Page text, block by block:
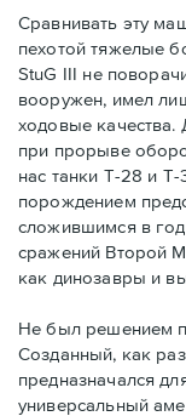
Сравнивать эту
пехотой тяжелые
StuG III не
вооружен, имел
ходовые качества.
при прорыве
нас танки Т-28 и
порождением
сложившимся в
сражений Второй
как динозавры и
Не был решением
Созданный, как
предназначался
универсальный